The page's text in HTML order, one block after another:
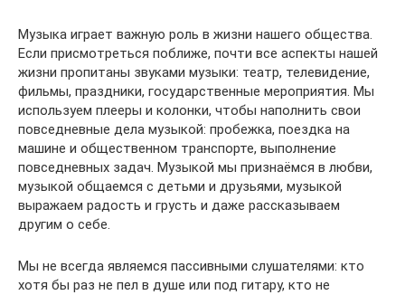
Музыка играет важную роль в жизни нашего общества.
Если присмотреться поближе, почти все аспекты нашей
жизни пропитаны звуками музыки: театр, телевидение,
фильмы, праздники, государственные мероприятия. Мы
используем плееры и колонки, чтобы наполнить свои
повседневные дела музыкой: пробежка, поездка на
машине и общественном транспорте, выполнение
повседневных задач. Музыкой мы признаёмся в любви,
музыкой общаемся с детьми и друзьями, музыкой
выражаем радость и грусть и даже рассказываем
другим о себе.
Мы не всегда являемся пассивными слушателями: кто
хотя бы раз не пел в душе или под гитару, кто не